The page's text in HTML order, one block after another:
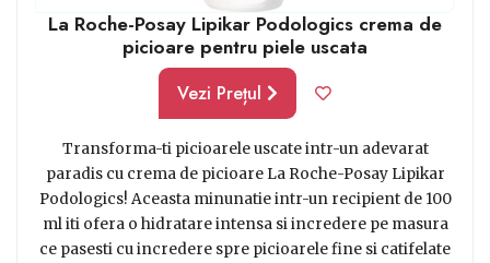
La Roche-Posay Lipikar Podologics crema de
picioare pentru piele uscata
Vezi Prețul
Transforma-ti picioarele uscate intr-un adevarat
paradis cu crema de picioare La Roche-Posay Lipikar
Podologics! Aceasta minunatie intr-un recipient de 100
ml iti ofera o hidratare intensa si incredere pe masura
ce pasesti cu incredere spre picioarele fine si catifelate